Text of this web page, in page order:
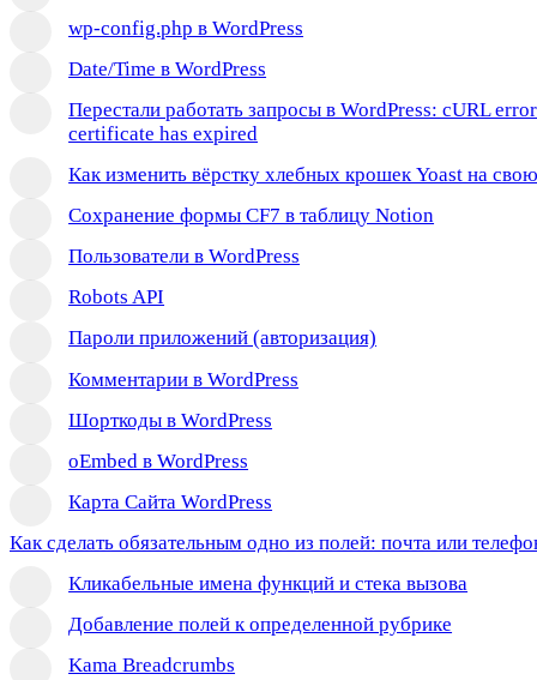
wp-config.php в WordPress
Date/Time в WordPress
Перестали работать запросы в WordPress: cURL
certificate has expired
Как изменить вёрстку хлебных крошек Yoast на
Сохранение формы CF7 в таблицу Notion
Пользователи в WordPress
Robots API
Пароли приложений (авторизация)
Комментарии в WordPress
Шорткоды в WordPress
oEmbed в WordPress
Карта Сайта WordPress
Как сделать обязательным одно из полей: почта или
Кликабельные имена функций и стека вызова
Добавление полей к определенной рубрике
Kama Breadcrumbs